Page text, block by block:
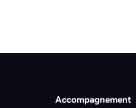
Accompagnement